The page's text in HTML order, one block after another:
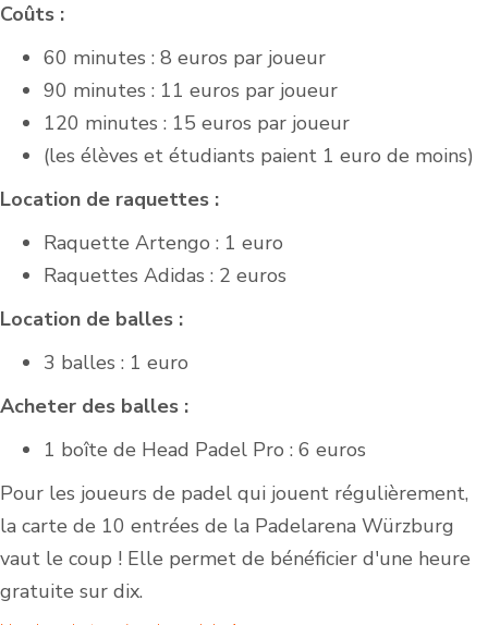
Coûts :
60 minutes : 8 euros par joueur
90 minutes : 11 euros par joueur
120 minutes : 15 euros par joueur
(les élèves et étudiants paient 1 euro de moins)
Location de raquettes :
Raquette Artengo : 1 euro
Raquettes Adidas : 2 euros
Location de balles :
3 balles : 1 euro
Acheter des balles :
1 boîte de Head Padel Pro : 6 euros
Pour les joueurs de padel qui jouent régulièrement,
la carte de 10 entrées de la Padelarena Würzburg
vaut le coup ! Elle permet de bénéficier d'une heure
gratuite sur dix.